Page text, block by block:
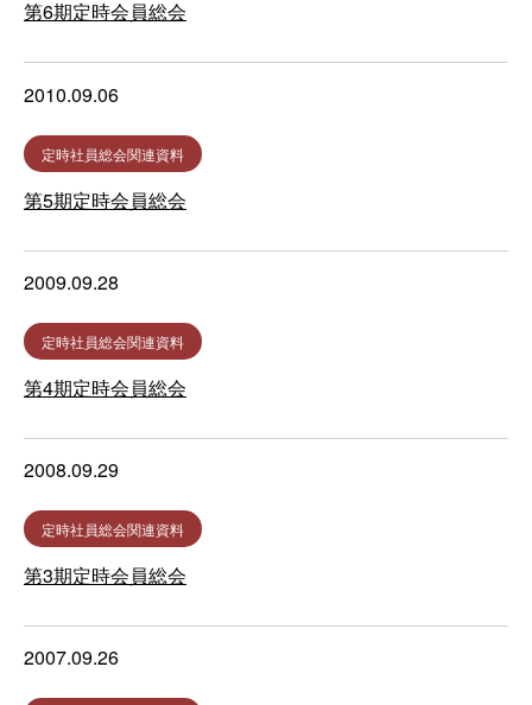
第6期定時会員総会
2010.09.06
定時社員総会関連資料
第5期定時会員総会
2009.09.28
定時社員総会関連資料
第4期定時会員総会
2008.09.29
定時社員総会関連資料
第3期定時会員総会
2007.09.26